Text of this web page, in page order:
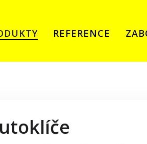
REFERENCE